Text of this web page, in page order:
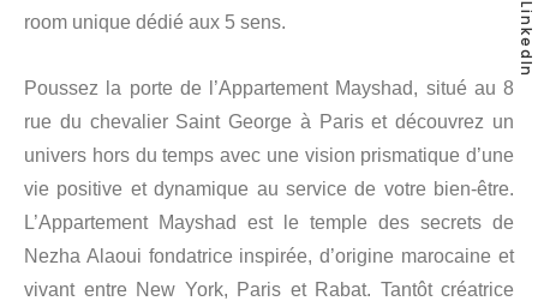
LinkedIn
room unique dédié aux 5 sens.
Poussez la porte de l’Appartement Mayshad, situé au 8
rue du chevalier Saint George à Paris et découvrez un
univers hors du temps avec une vision prismatique d’une
vie positive et dynamique au service de votre bien-être.
L’Appartement Mayshad est le temple des secrets de
Nezha Alaoui fondatrice inspirée, d’origine marocaine et
vivant entre New York, Paris et Rabat. Tantôt créatrice